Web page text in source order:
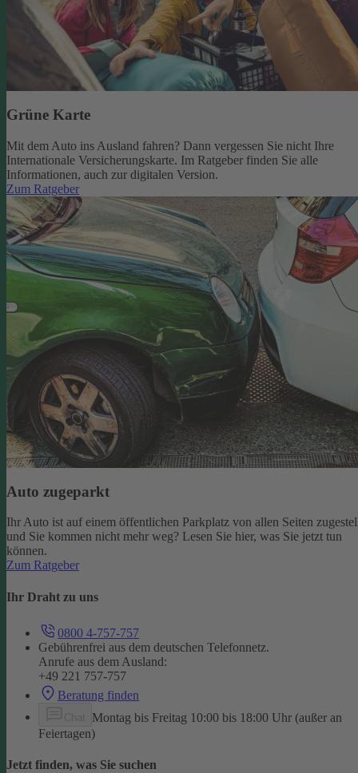
Grüne Karte
Mit dem Auto ins Ausland fahren? Dann vergessen Sie nicht Ihre
Internationale Versicherungskarte. Im Ratgeber finden Sie alle
Informationen, auch zur digitalen Version.
Zum Ratgeber
Auto zugeparkt
Ihr Auto ist auf einem öffentlichen Parkplatz von allen Seiten
und Sie kommen nicht mehr weg? Lesen Sie hier, was Sie jetzt tun
können.
Zum Ratgeber
Ihr Draht zu uns
0800 4-757-757
Gebührenfrei aus dem deutschen Telefonnetz.
Anrufe aus dem Ausland:
+49 221 757-757
Beratung finden
Montag bis Freitag 10:00 bis 18:00 Uhr (außer an
Feiertagen)
Jetzt finden, was Sie suchen